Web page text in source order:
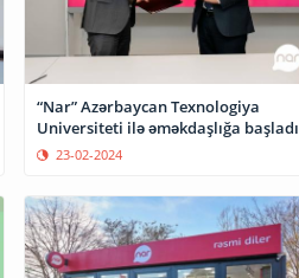
“Nar” Azərbaycan Texnologiya
Universiteti ilə əməkdaşlığa başladı
23-02-2024